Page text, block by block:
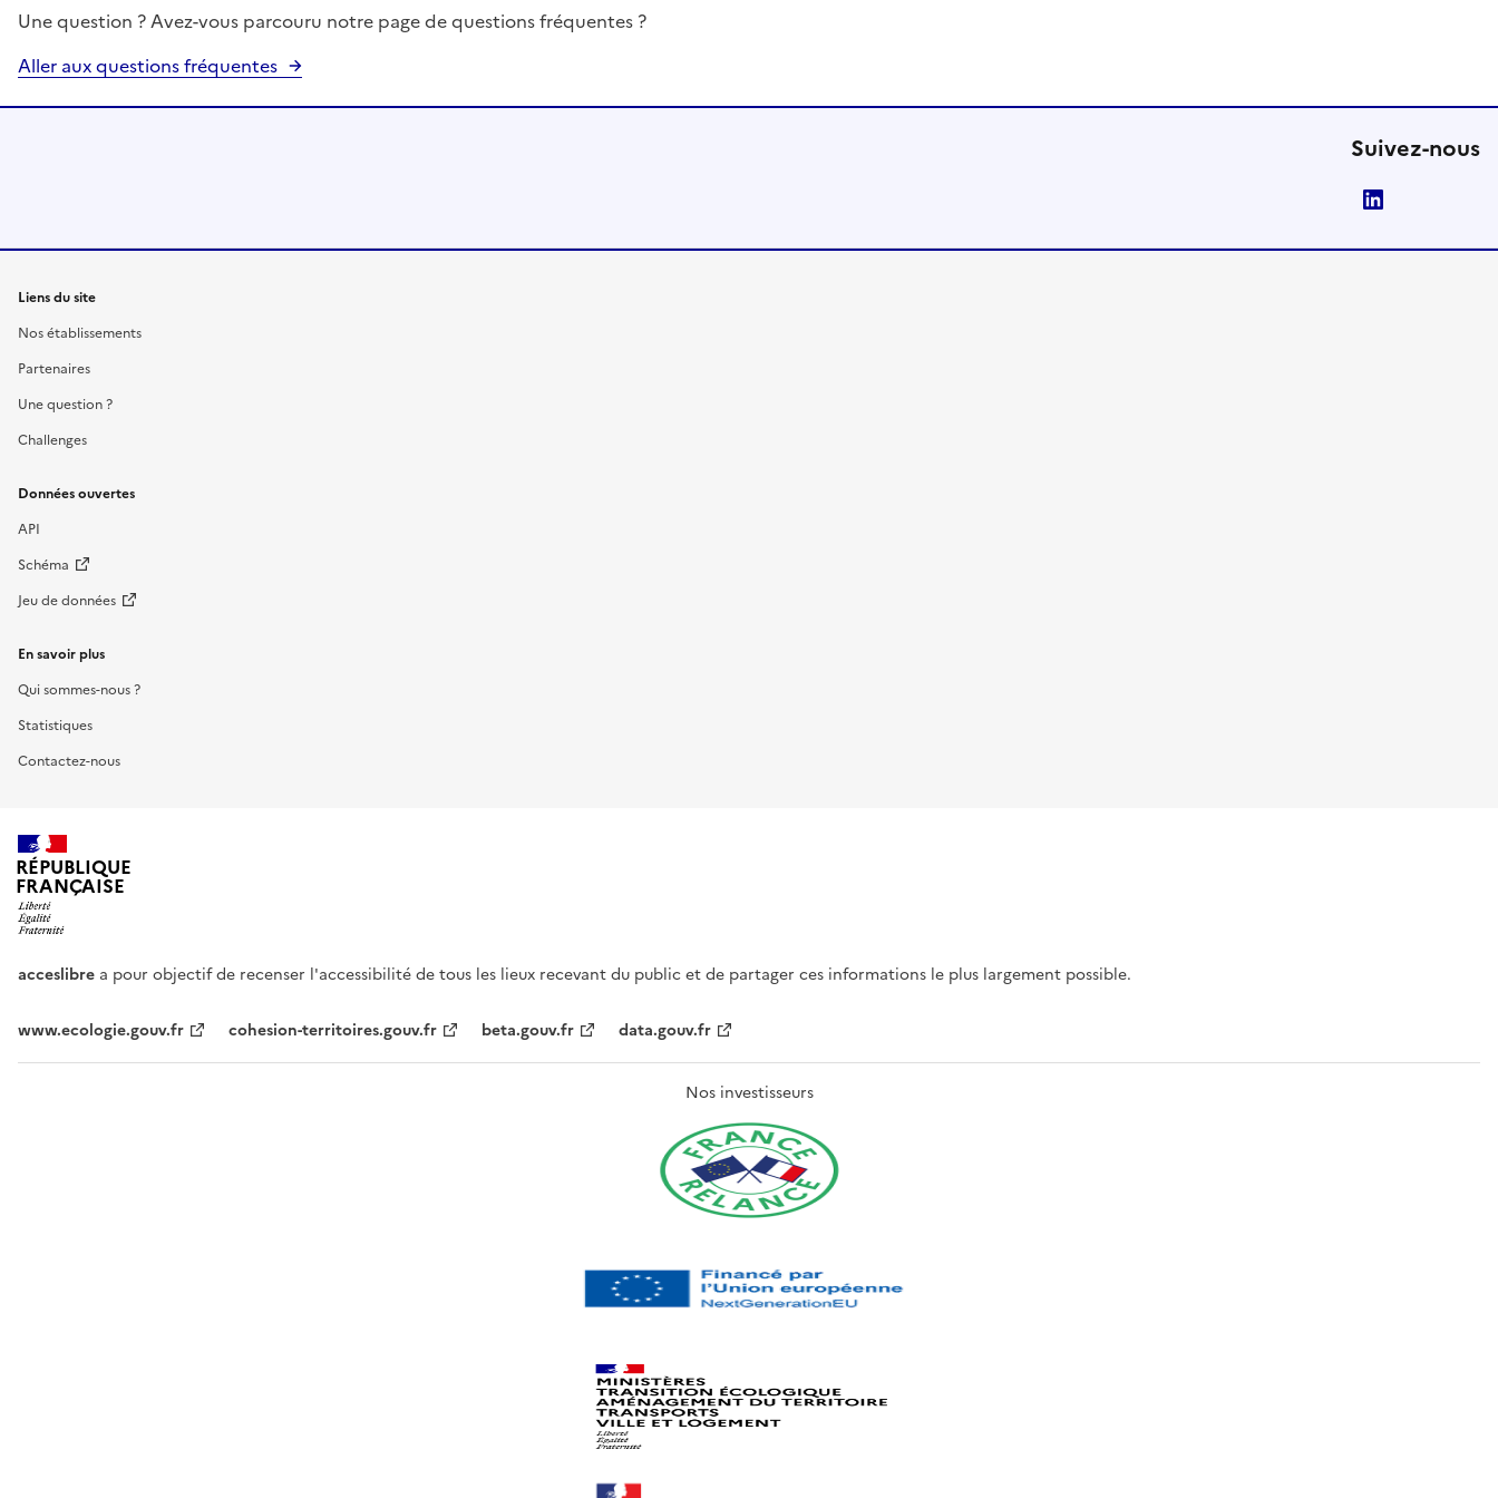
Une question ? Avez-vous parcouru notre page de questions fréquentes ?
Aller aux questions fréquentes
Suivez-nous
Liens du site
Nos établissements
Partenaires
Une question ?
Challenges
Données ouvertes
API
Schéma
Jeu de données
En savoir plus
Qui sommes-nous ?
Statistiques
Contactez-nous
RÉPUBLIQUE
FRANÇAISE
acceslibre a pour objectif de recenser l'accessibilité de tous les lieux recevant du public et de partager ces informations le plus largement possible.
www.ecologie.gouv.fr cohesion-territoires.gouv.fr beta.gouv.fr data.gouv.fr
Nos investisseurs